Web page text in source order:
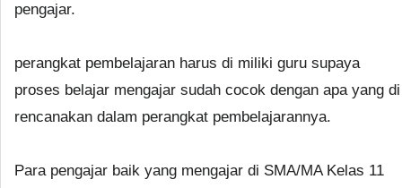
pengajar.
perangkat pembelajaran harus di miliki guru supaya
proses belajar mengajar sudah cocok dengan apa yang di
rencanakan dalam perangkat pembelajarannya.
Para pengajar baik yang mengajar di SMA/MA Kelas 11